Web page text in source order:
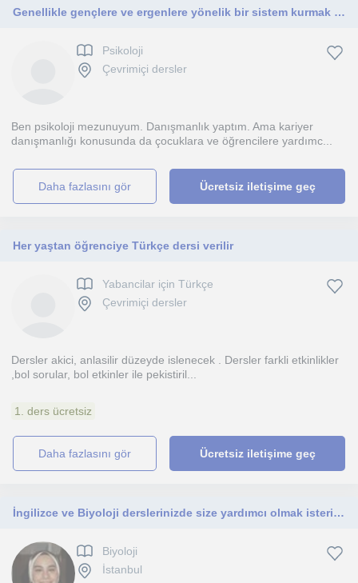
Genellikle gençlere ve ergenlere yönelik bir sistem kurmak isterim.
Psikoloji
Çevrimiçi dersler
Ben psikoloji mezunuyum. Danışmanlık yaptım. Ama kariyer
danışmanlığı konusunda da çocuklara ve öğrencilere yardımc...
daha fazlasını gör Ücretsiz iletişime geç
Her yaştan öğrenciye Türkçe dersi verilir
Yabancilar için Türkçe
Çevrimiçi dersler
Dersler akici, anlasilir düzeyde islenecek . Dersler farkli etkinlikler
,bol sorular, bol etkinler ile pekistiril...
1. ders ücretsiz
daha fazlasını gör Ücretsiz iletişime geç
İngilizce ve Biyoloji derslerinizde size yardımcı olmak isterim!
Biyoloji
İstanbul